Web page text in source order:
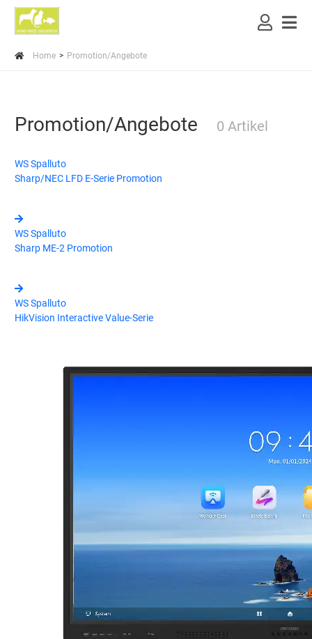
Home Promotion/Angebote
Promotion/Angebote 0 Artikel
WS Spalluto
Sharp/NEC LFD E-Serie Promotion
WS Spalluto
Sharp ME-2 Promotion
WS Spalluto
HikVision Interactive Value-Serie